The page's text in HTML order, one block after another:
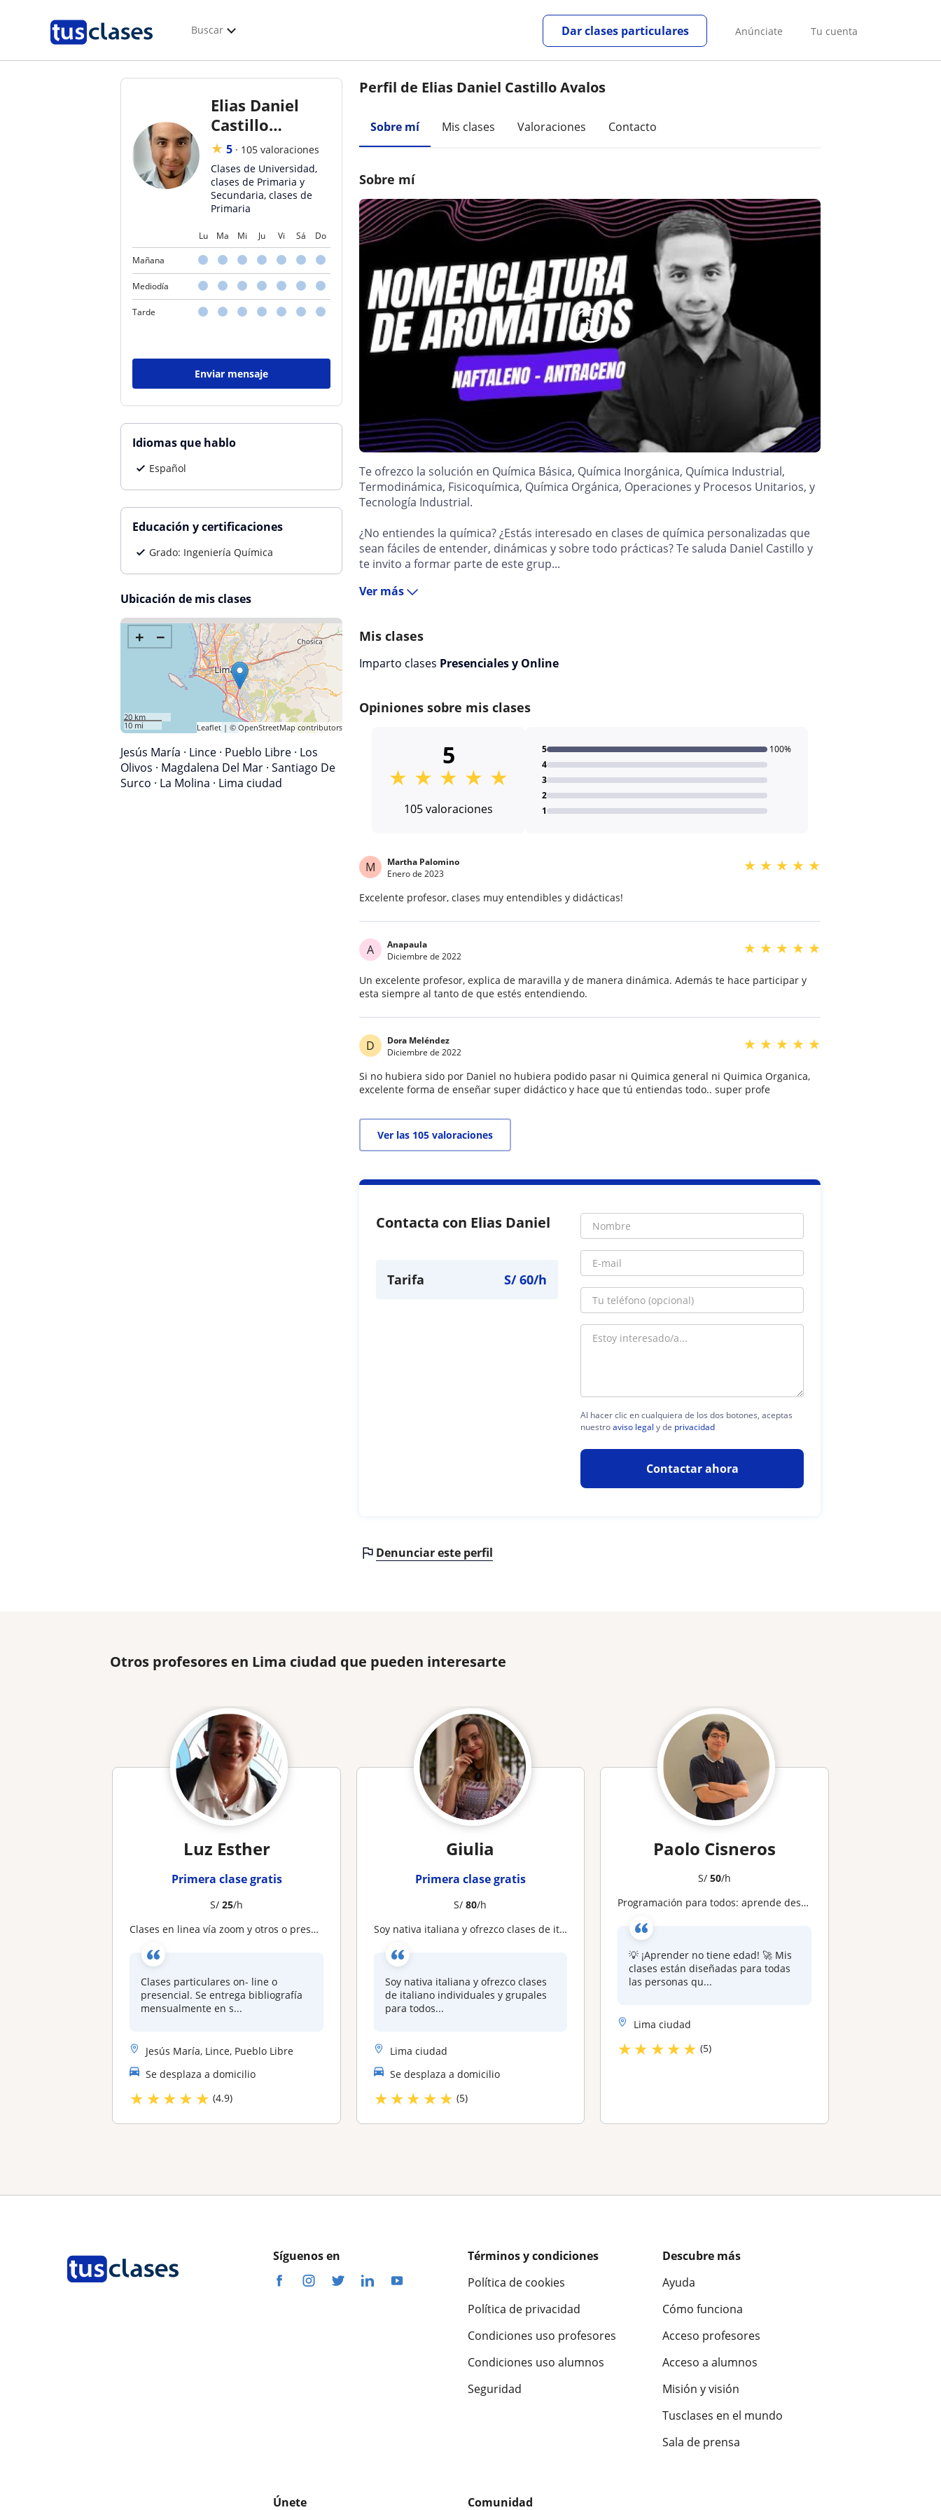
Buscar Anúnciate Tu cuenta
Dar clases particulares
Elias Daniel
Castillo
Avalos
★ 5 · 105 valoraciones
Clases de Universidad,
clases de Primaria y
Secundaria, clases de
Primaria
Lu Ma Mi Ju Vi Sá Do
Mañana
Mediodía
Tarde
Enviar mensaje
Idiomas que hablo
Español
Educación y certificaciones
Grado: Ingeniería Química
Ubicación de mis clases
+ −
20 km
10 mi
Leaflet | ©OpenStreetMap contributors
Jesús María · Lince · Pueblo Libre · Los
Olivos · Magdalena Del Mar · Santiago De
Surco · La Molina · Lima ciudad
Perfil de Elias Daniel Castillo Avalos
Sobre mí Mis clases Valoraciones Contacto
Sobre mí
Te ofrezco la solución en Química Básica, Química Inorgánica, Química Industrial,
Termodinámica, Fisicoquímica, Química Orgánica, Operaciones y Procesos Unitarios, y
Tecnología Industrial.
¿No entiendes la química? ¿Estás interesado en clases de química personalizadas que
sean fáciles de entender, dinámicas y sobre todo prácticas? Te saluda Daniel Castillo y
te invito a formar parte de este grup...
Ver más
Mis clases
Imparto clases Presenciales y Online
Opiniones sobre mis clases
5
★ ★ ★ ★ ★
105 valoraciones 1
2
3
4
5 100%
M
Martha Palomino
Enero de 2023
★ ★ ★ ★ ★
Excelente profesor, clases muy entendibles y didácticas!
A
Anapaula
Diciembre de 2022
★ ★ ★ ★ ★
Un excelente profesor, explica de maravilla y de manera dinámica. Además te hace participar y
esta siempre al tanto de que estés entendiendo.
D
Dora Meléndez
Diciembre de 2022
★ ★ ★ ★ ★
Si no hubiera sido por Daniel no hubiera podido pasar ni Quimica general ni Quimica Organica,
excelente forma de enseñar super didáctico y hace que tú entiendas todo.. super profe
Ver las 105 valoraciones
Contacta con Elias Daniel
Tarifa S/60/h
Al hacer clic en cualquiera de los dos botones, aceptas
nuestroaviso legal y de privacidad
Contactar ahora
Denunciar este perfil
Otros profesores en Lima ciudad que pueden interesarte
Luz Esther
Primera clase gratis
S/25/h
Clases en linea vía zoom y otros o presenciales
Clases particulares on- line o
presencial. Se entrega bibliografía
mensualmente en s...
Jesús María, Lince, Pueblo Libre
Se desplaza a domicilio
★ ★★★ ★ (4.9)
Giulia
Primera clase gratis
S/80/h
Soy nativa italiana y ofrezco clases de italiano individuales y grupales para todos los niveles
Soy nativa italiana y ofrezco clases
de italiano individuales y grupales
para todos...
Lima ciudad
Se desplaza a domicilio
★★★ ★★ (5)
Paolo Cisneros
S/ 50/h
Programación para todos: aprende desde cero sin importar la edad
💡 ¡Aprender no tiene edad! 🚀 Mis
clases están diseñadas para todas
las personas qu...
Lima ciudad
★★ ★★★ (5)
Síguenos en
Términos y condiciones
Política de cookies
Política de privacidad
Condiciones uso profesores
Condiciones uso alumnos
Seguridad
Descubre más
Ayuda
Cómo funciona
Acceso profesores
Acceso a alumnos
Misión y visión
Tusclases en el mundo
Sala de prensa
Únete Comunidad